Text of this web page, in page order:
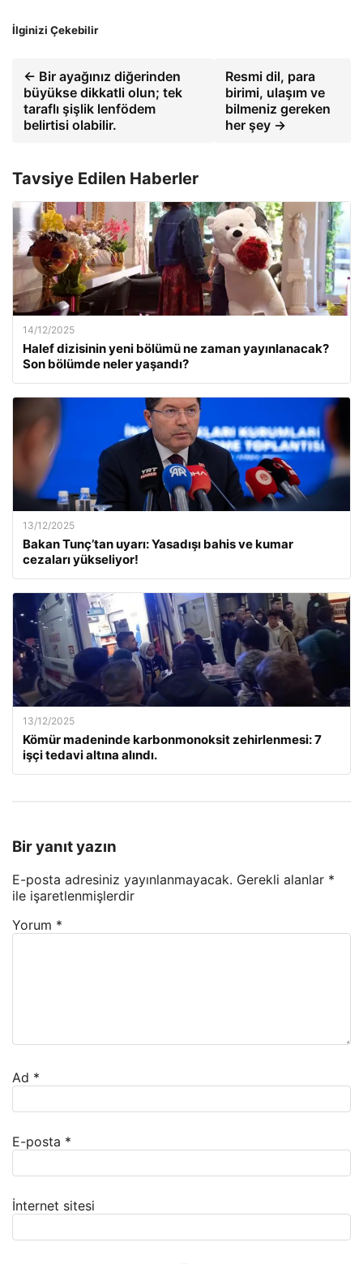
İlginizi Çekebilir
← Bir ayağınız diğerinden
büyükse dikkatli olun; tek
taraflı şişlik lenfödem
belirtisi olabilir.
Resmi dil, para
birimi, ulaşım ve
bilmeniz gereken
her şey →
Tavsiye Edilen Haberler
14/12/2025
Halef dizisinin yeni bölümü ne zaman yayınlanacak?
Son bölümde neler yaşandı?
13/12/2025
Bakan Tunç’tan uyarı: Yasadışı bahis ve kumar
cezaları yükseliyor!
13/12/2025
Kömür madeninde karbonmonoksit zehirlenmesi: 7
işçi tedavi altına alındı.
Bir yanıt yazın
E-posta adresiniz yayınlanmayacak. Gerekli alanlar *
ile işaretlenmişlerdir
Yorum *
Ad *
E-posta *
İnternet sitesi